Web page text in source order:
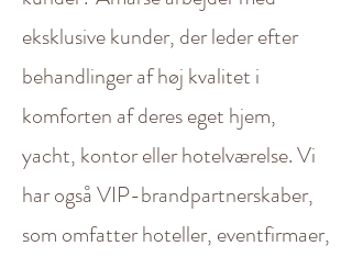
eksklusive kunder, der leder efter
behandlinger af høj kvalitet i
komforten af deres eget hjem,
yacht, kontor eller hotelværelse. Vi
har også VIP-brandpartnerskaber,
som omfatter hoteller, eventfirmaer,